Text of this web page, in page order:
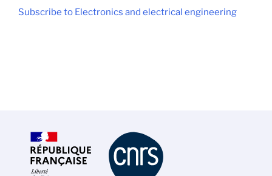
Subscribe to Electronics and electrical engineering